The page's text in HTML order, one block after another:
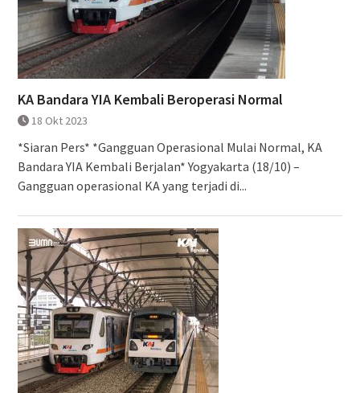
KA Bandara YIA Kembali Beroperasi Normal
18 Okt 2023
*Siaran Pers* *Gangguan Operasional Mulai Normal, KA
Bandara YIA Kembali Berjalan* Yogyakarta (18/10) –
Gangguan operasional KA yang terjadi di...